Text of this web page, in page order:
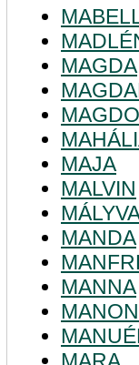
MAGDA
MAJA
MALVIN
MANDA
MANNA
MANON